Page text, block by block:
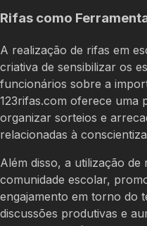
Rifas como
A realização de rifas em
criativa de sensibilizar os
funcionários sobre a
123rifas.com oferece uma
organizar sorteios e
relacionadas à
Além disso, a utilização
comunidade escolar,
engajamento em torno do
discussões produtivas e